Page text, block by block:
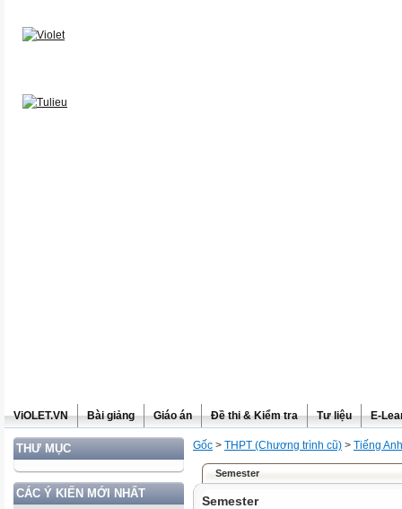
ViOLET.VN Bài giảng Giáo án Đề thi & Kiểm tra Tư liệu E-
THƯ MỤC
CÁC Ý KIẾN MỚI NHẤT
Gốc > THPT (Chương trình cũ) > Tiếng Anh
Semester
Semester